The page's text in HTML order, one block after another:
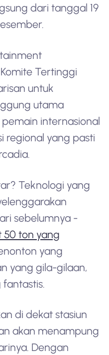
dari tanggal 19
Tertinggi
untuk
utama
internasional
regional yang pasti
Teknologi yang
sebelumnya -
50 ton yang
yang
yang gila-gilaan,
di dekat stasiun
akan menampung
Dengan